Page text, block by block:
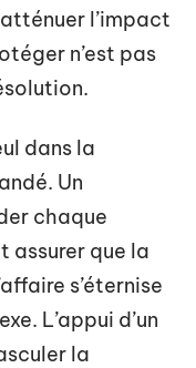
l’impact
n’est pas
dans la
Un
chaque
assurer que la
s’éternise
L’appui d’un
la